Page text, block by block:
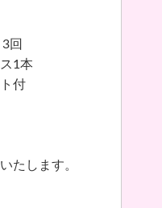
回
1本
付
たします。